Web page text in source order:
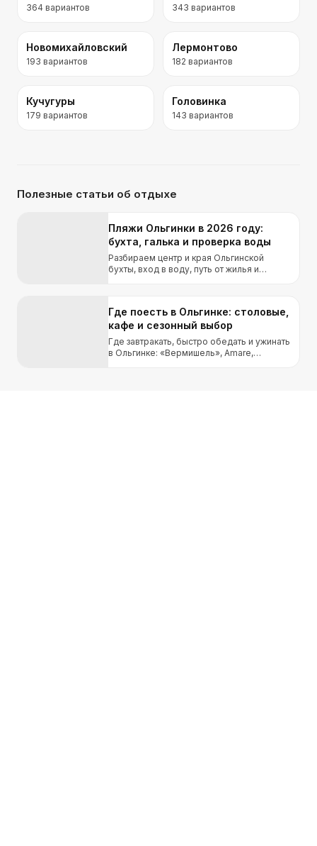
364 вариантов 343 вариантов
Новомихайловский
193 вариантов
Лермонтово
182 вариантов
Кучугуры
179 вариантов
Головинка
143 вариантов
Полезные статьи об отдыхе
Пляжи Ольгинки в 2026 году:
бухта, галька и проверка воды
Разбираем центр и края Ольгинской
бухты, вход в воду, путь от жилья и
Где поесть в Ольгинке: столовые,
кафе и сезонный выбор
Где завтракать, быстро обедать и ужинать
в Ольгинке: «Вермишель», Amare,